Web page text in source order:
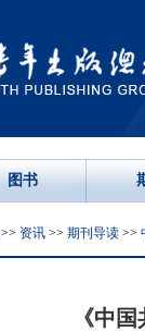
图书
>> 资讯 >> 期刊导读 >>
《中